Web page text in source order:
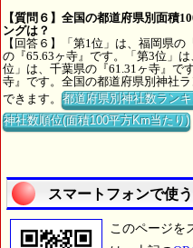
【質問６】全国の都道府県別面積
ングは？
【回答６】「第1位」は、福岡県
の『65.63ヶ寺』です。「第3位」
位」は、千葉県の『61.31ヶ寺』で
寺』です。全国の都道府県別神社
できます。都道府県別神社数ラン
神社数順位(面積100平方Km当たり)
スマートフォンで使
このページを